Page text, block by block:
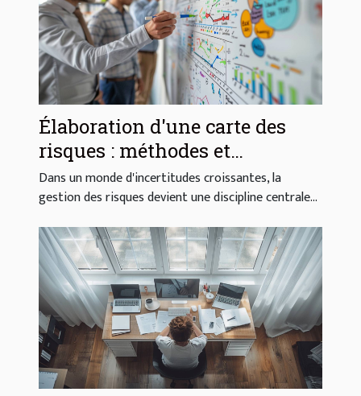
Élaboration d'une carte des
risques : méthodes et
avantages
Dans un monde d'incertitudes croissantes, la
gestion des risques devient une discipline centrale...